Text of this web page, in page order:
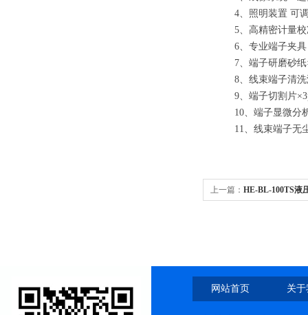
4、照明装置 可
5、高精密计量
6、专业端子夹具
7、端子研磨砂
8、线束端子清
9、端子切割片
10、端子显微分
11、线束端子无
上一篇： HE-BL-100TS液
网站首页 关